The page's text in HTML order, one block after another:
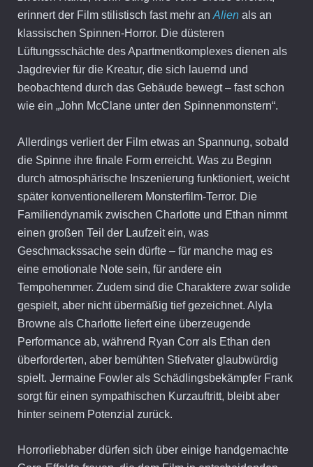
erinnert der Film stilistisch fast mehr an Alienals an
klassischen Spinnen-Horror. Die düsteren
Lüftungsschächte des Apartmentkomplexes dienen als
Jagdrevier für die Kreatur, die sich lauernd und
beobachtend durch das Gebäude bewegt – fast schon
wie ein „John McClane unter den Spinnenmonstern“.
Allerdings verliert der Film etwas an Spannung, sobald
die Spinne ihre finale Form erreicht. Was zu Beginn
durch atmosphärische Inszenierung funktioniert, weicht
später konventionellerem Monsterfilm-Terror. Die
Familiendynamik zwischen Charlotte und Ethan nimmt
einen großen Teil der Laufzeit ein, was
Geschmackssache sein dürfte – für manche mag es
eine emotionale Note sein, für andere ein
Tempohemmer. Zudem sind die Charaktere zwar solide
gespielt, aber nicht übermäßig tief gezeichnet. Alyla
Browne als Charlotte liefert eine überzeugende
Performance ab, während Ryan Corr als Ethan den
überforderten, aber bemühten Stiefvater glaubwürdig
spielt. Jermaine Fowler als Schädlingsbekämpfer Frank
sorgt für einen sympathischen Kurzauftritt, bleibt aber
hinter seinem Potenzial zurück.
Horrorliebhaber dürfen sich über einige handgemachte